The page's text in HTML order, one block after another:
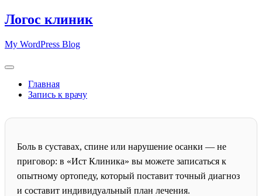
Skip
to
Логос клиник
My WordPress Blog
Главная
Запись к врачу
Боль в суставах, спине или нарушение осанки — не
приговор: в «Ист Клиника» вы можете записаться к
опытному ортопеду, который поставит точный диагноз
и составит индивидуальный план лечения.